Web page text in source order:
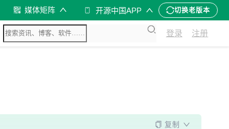
媒体矩阵 开源中国APP 切换老版本
登录 注册
复制